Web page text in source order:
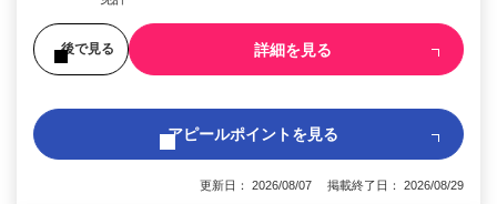
後で見る 詳細を見る
アピールポイントを見る
更新日： 2026/08/07 掲載終了日： 2026/08/29